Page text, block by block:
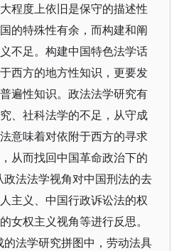
程度上依旧是保守的描述性
的特殊性有余，而构建和阐
不足。构建中国特色法学话
西方的地方性知识，更要发
遍性知识。政法法学研究有
、社科法学的不足，从守成
意味着对依附于西方的寻求
从而找回中国革命政治下的
法法学视角对中国刑法的去
主义、中国行政诉讼法的权
女权主义视角等进行反思。
法学研究拼图中，劳动法具